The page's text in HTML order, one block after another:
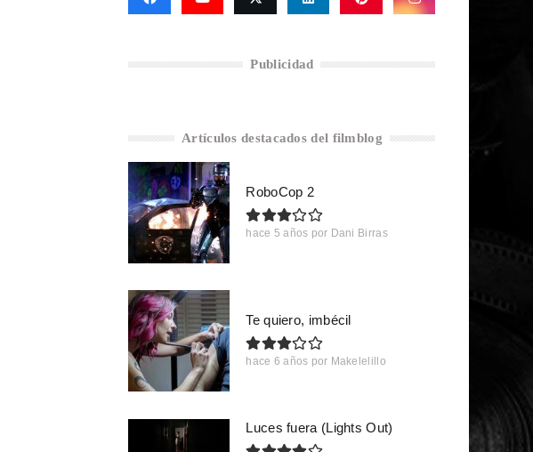
Publicidad
Artículos destacados del filmblog
RoboCop 2
hace 5 años por Dani Birras
Te quiero, imbécil
hace 6 años por Makelelillo
Luces fuera (Lights Out)